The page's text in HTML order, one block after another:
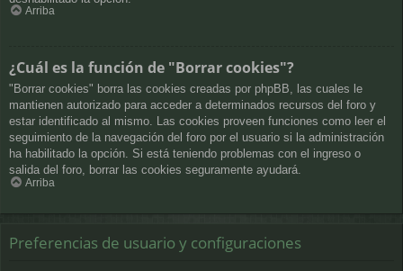
Arriba
¿Cuál es la función de "Borrar cookies"?
"Borrar cookies" borra las cookies creadas por phpBB, las cuales le
mantienen autorizado para acceder a determinados recursos del foro y
estar identificado al mismo. Las cookies proveen funciones como leer el
seguimiento de la navegación del foro por el usuario si la administración
ha habilitado la opción. Si está teniendo problemas con el ingreso o
salida del foro, borrar las cookies seguramente ayudará.
Arriba
Preferencias de usuario y configuraciones